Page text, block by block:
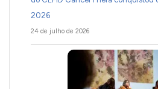
2026
24 de julho de 2026